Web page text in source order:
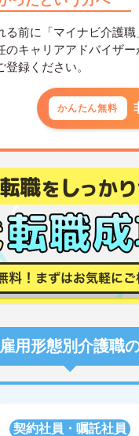
る前に「マイナビ介護
キャリアアドバイザ
録ください。
かんたん無料
用形態別介護職
契約社員・嘱託社員